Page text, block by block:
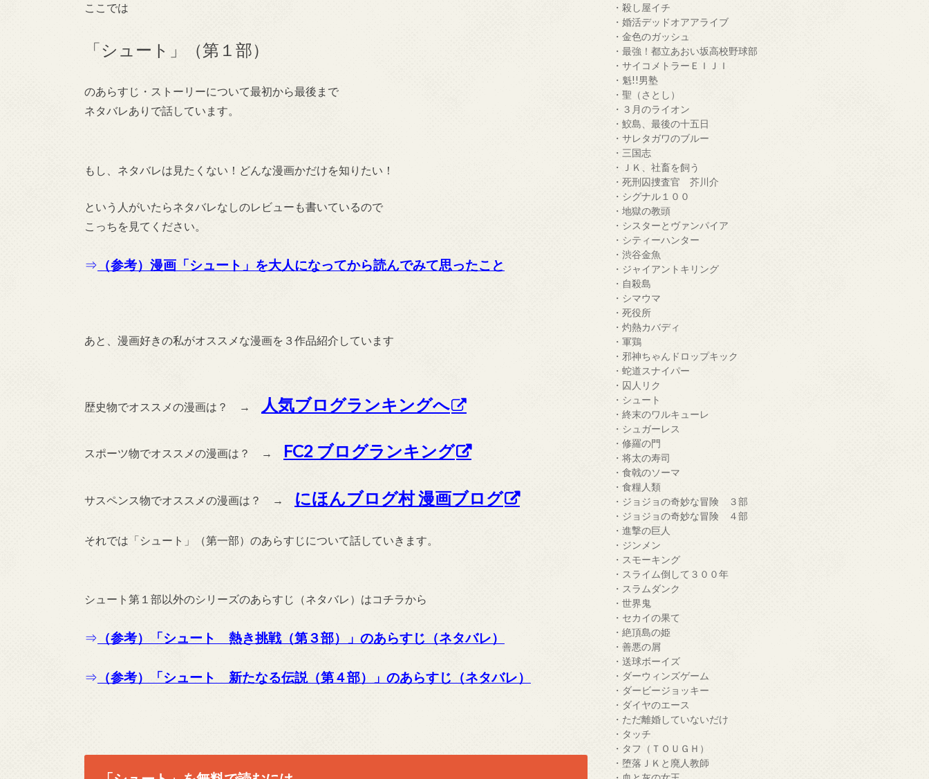
ここでは
「シュート」（第１部）
のあらすじ・ストーリーについて最初から最後まで
ネタバレありで話しています。
もし、ネタバレは見たくない！どんな漫画かだけを知りたい！
という人がいたらネタバレなしのレビューも書いているので
こっちを見てください。
⇒ （参考）漫画「シュート」を大人になってから読んでみて思ったこと
あと、漫画好きの私がオススメな漫画を３作品紹介しています
歴史物でオススメの漫画は？ → 人気ブログランキングへ
スポーツ物でオススメの漫画は？ → FC2 ブログランキング
サスペンス物でオススメの漫画は？ → にほんブログ村 漫画ブログ
それでは「シュート」（第一部）のあらすじについて話していきます。
シュート第１部以外のシリーズのあらすじ（ネタバレ）はコチラから
⇒ （参考）「シュート 熱き挑戦（第３部）」のあらすじ（ネタバレ）
⇒ （参考）「シュート 新たなる伝説（第４部）」のあらすじ（ネタバレ）
・殺し屋イチ
・婚活デッドオアアライブ
・金色のガッシュ
・最強！都立あおい坂高校野球部
・サイコメトラーＥＩＪＩ
・魁!!男塾
・聖（さとし）
・３月のライオン
・鮫島、最後の十五日
・サレタガワのブルー
・三国志
・ＪＫ、社畜を飼う
・死刑囚捜査官 芥川介
・シグナル１００
・地獄の教頭
・シスターとヴァンパイア
・シティーハンター
・渋谷金魚
・ジャイアントキリング
・自殺島
・シマウマ
・死役所
・灼熱カバディ
・軍鶏
・邪神ちゃんドロップキック
・蛇道スナイパー
・囚人リク
・シュート
・終末のワルキューレ
・シュガーレス
・修羅の門
・将太の寿司
・食戟のソーマ
・食糧人類
・ジョジョの奇妙な冒険 ３部
・ジョジョの奇妙な冒険 ４部
・進撃の巨人
・ジンメン
・スモーキング
・スライム倒して３００年
・スラムダンク
・世界鬼
・セカイの果て
・絶頂島の姫
・善悪の屑
・送球ボーイズ
・ダーウィンズゲーム
・ダービージョッキー
・ダイヤのエース
・ただ離婚していないだけ
・タッチ
・タフ（ＴＯＵＧＨ）
・堕落ＪＫと廃人教師